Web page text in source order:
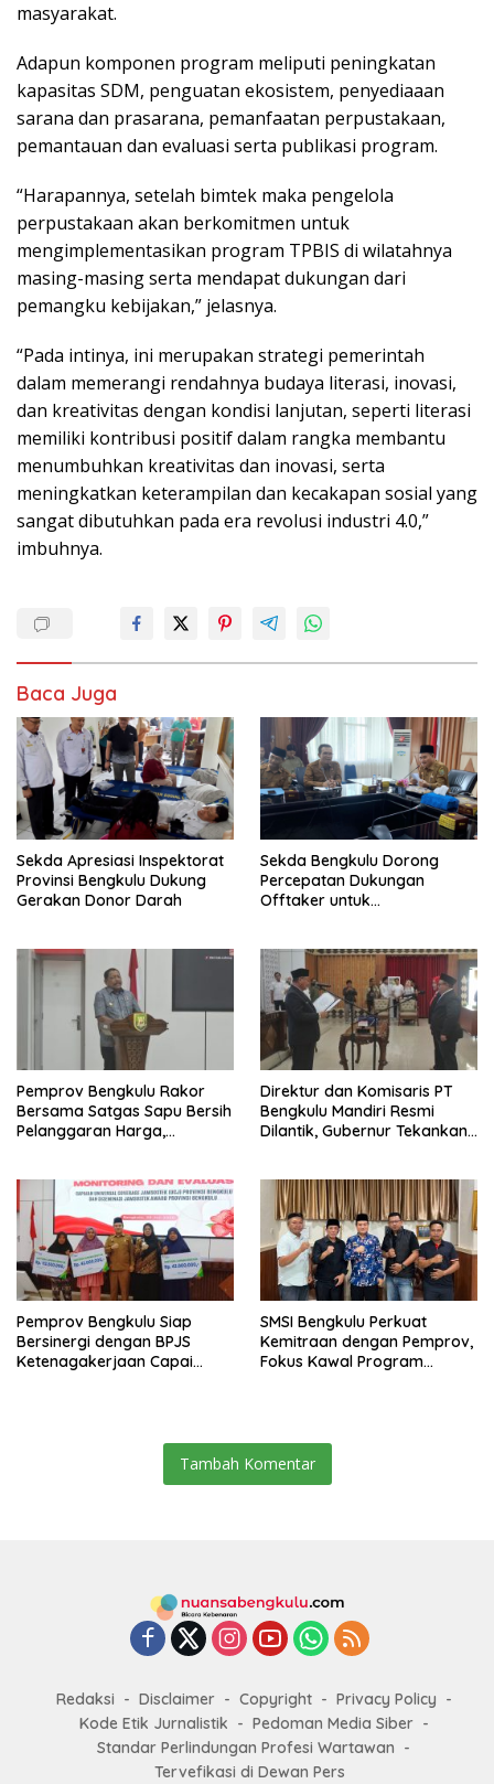
masyarakat.
Adapun komponen program meliputi peningkatan
kapasitas SDM, penguatan ekosistem, penyediaaan
sarana dan prasarana, pemanfaatan perpustakaan,
pemantauan dan evaluasi serta publikasi program.
“Harapannya, setelah bimtek maka pengelola
perpustakaan akan berkomitmen untuk
mengimplementasikan program TPBIS di wilatahnya
masing-masing serta mendapat dukungan dari
pemangku kebijakan,” jelasnya.
“Pada intinya, ini merupakan strategi pemerintah
dalam memerangi rendahnya budaya literasi, inovasi,
dan kreativitas dengan kondisi lanjutan, seperti literasi
memiliki kontribusi positif dalam rangka membantu
menumbuhkan kreativitas dan inovasi, serta
meningkatkan keterampilan dan kecakapan sosial yang
sangat dibutuhkan pada era revolusi industri 4.0,”
imbuhnya.
Baca Juga
Sekda Apresiasi Inspektorat
Provinsi Bengkulu Dukung
Gerakan Donor Darah
Sekda Bengkulu Dorong
Percepatan Dukungan
Offtaker untuk
Pemprov Bengkulu Rakor
Bersama Satgas Sapu Bersih
Pelanggaran Harga,
Masih Jadi Sorotan
Direktur dan Komisaris PT
Bengkulu Mandiri Resmi
Dilantik, Gubernur Tekankan
Pemprov Bengkulu Siap
Bersinergi dengan BPJS
Ketenagakerjaan Capai
SMSI Bengkulu Perkuat
Kemitraan dengan Pemprov,
Fokus Kawal Program
Tambah Komentar
Redaksi Disclaimer Copyright
Privacy Policy
Kode Etik Jurnalistik
Pedoman Media Siber
Standar Perlindungan Profesi Wartawan
Tervefikasi di Dewan Pers